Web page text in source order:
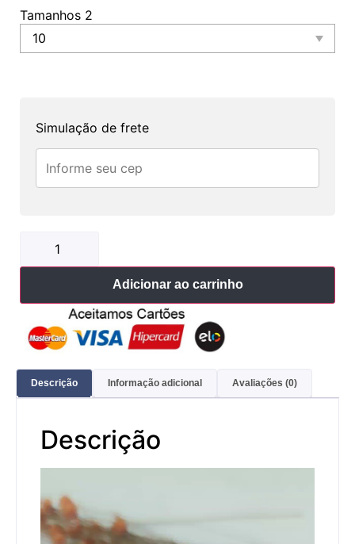
Tamanhos 2
Simulação de frete
Adicionar ao carrinho
Descrição Informação adicional Avaliações (0)
Descrição
de
vídeo